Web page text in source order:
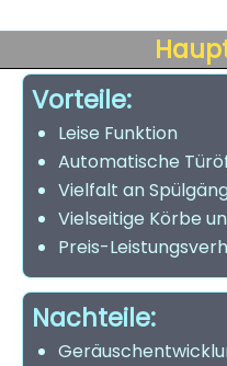
Vorteile:
Leise Funktion
Automatische
Vielfalt an
Vielseitige Körbe
Preis-
Nachteile: